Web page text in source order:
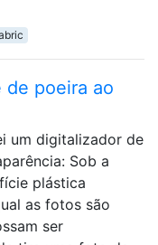
de poeira ao
um digitalizador de
Sob a
plástica
as fotos são
ser